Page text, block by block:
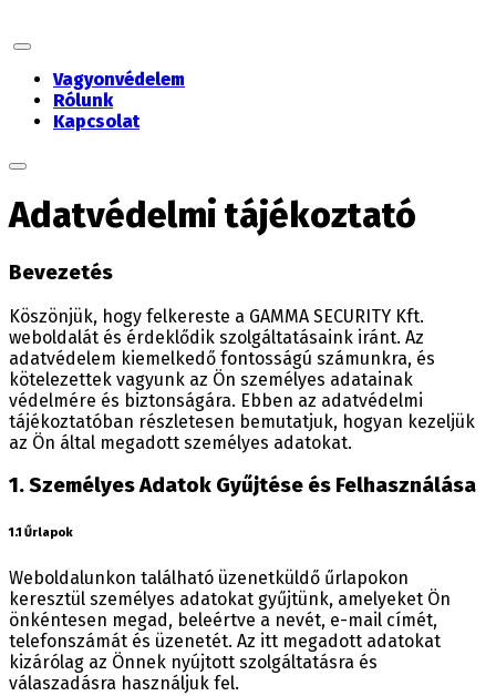
Vagyonvédelem
Rólunk
Kapcsolat
Adatvédelmi tájékoztató
Bevezetés
Köszönjük, hogy felkereste a GAMMA SECURITY Kft.
weboldalát és érdeklődik szolgáltatásaink iránt. Az
adatvédelem kiemelkedő fontosságú számunkra, és
kötelezettek vagyunk az Ön személyes adatainak
védelmére és biztonságára. Ebben az adatvédelmi
tájékoztatóban részletesen bemutatjuk, hogyan kezeljük
az Ön által megadott személyes adatokat.
1. Személyes Adatok Gyűjtése és Felhasználása
1.1 Űrlapok
Weboldalunkon található üzenetküldő űrlapokon
keresztül személyes adatokat gyűjtünk, amelyeket Ön
önkéntesen megad, beleértve a nevét, e-mail címét,
telefonszámát és üzenetét. Az itt megadott adatokat
kizárólag az Önnek nyújtott szolgáltatásra és
válaszadásra használjuk fel.